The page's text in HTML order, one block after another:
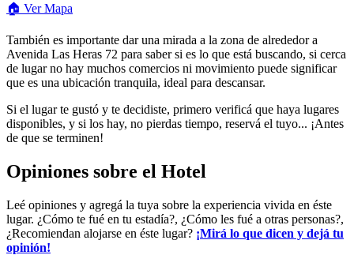
🏠 VerMapa
También es importante dar una mirada a la zona de alrededor a
Avenida Las Heras 72 para saber si es lo que está buscando, si cerca
de lugar no hay muchos comercios ni movimiento puede significar
que es una ubicación tranquila, ideal para descansar.
Si el lugar te gustó y te decidiste, primero verificá que haya lugares
disponibles, y si los hay, no pierdas tiempo, reservá el tuyo... ¡Antes
de que se terminen!
Opiniones sobre el Hotel
Leé opiniones y agregá la tuya sobre la experiencia vivida en éste
lugar. ¿Cómo te fué en tu estadía?, ¿Cómo les fué a otras personas?,
¿Recomiendan alojarse en éste lugar? ¡Mirá lo que dicen y dejá tu
opinión!